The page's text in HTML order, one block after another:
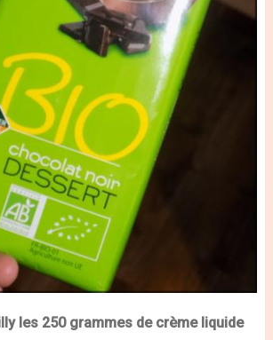
les 250 grammes de crème liquide